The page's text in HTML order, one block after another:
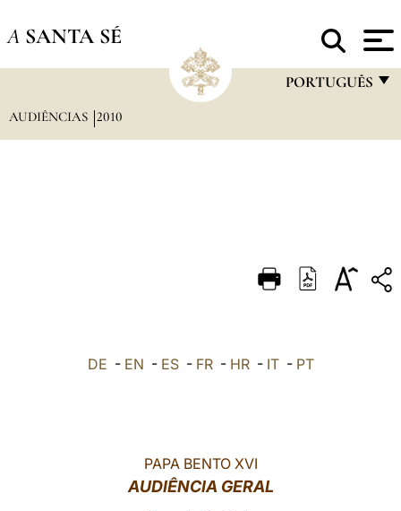
A SANTA SÉ
PORTUGUÊS
DEUTSCH
العربيّة
AUDIÊNCIAS 2010
DE - EN - ES- FR- HR- IT- PT
PAPA BENTO XVI
AUDIÊNCIA GERAL